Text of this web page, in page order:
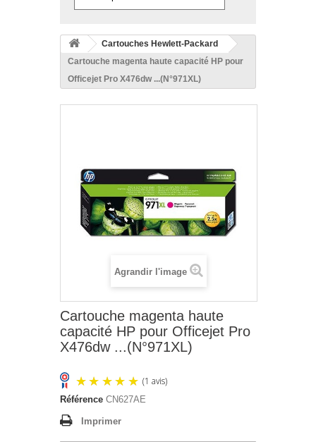
Cartouches Hewlett-Packard
Cartouche magenta haute capacité HP pour
Officejet Pro X476dw ...(N°971XL)
Agrandir l'image
Cartouche magenta haute
capacité HP pour Officejet Pro
X476dw ...(N°971XL)
Référence CN627AE
Imprimer